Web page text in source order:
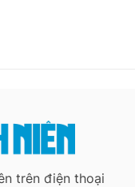
trên điện thoại